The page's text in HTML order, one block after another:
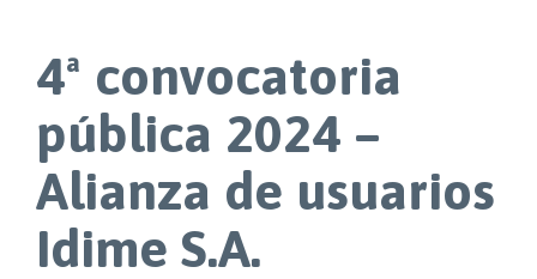
4ª convocatoria
pública 2024 –
Alianza de usuarios
Idime S.A.